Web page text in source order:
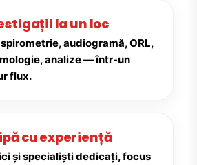
la un loc
spirometrie, audiogramă, ORL,
analize — într-un
flux.
cu experiență
și specialiști dedicați, focus